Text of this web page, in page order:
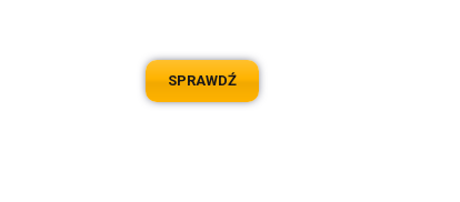
SPRAWDŹ